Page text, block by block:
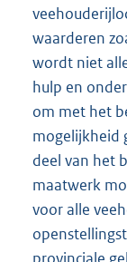
waarderen
wordt niet
hulp en
om met het
mogelijkheid
deel van het
maatwerk
voor alle
provinciale